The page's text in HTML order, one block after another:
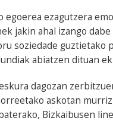
egoerea ezagutzera
jakin ahal izango
soziedade guztietako
abiatzen dituan
dagozan
askotan
Bizkaibusen